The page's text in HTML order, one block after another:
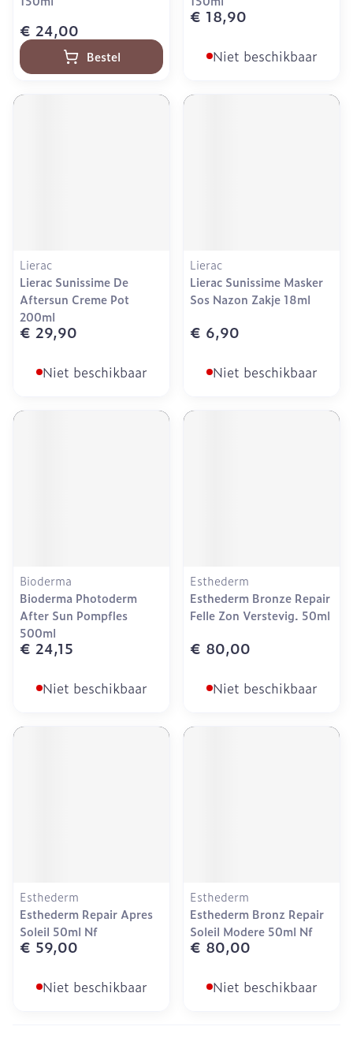
€ 24,00
Bestel
€ 18,90
Niet beschikbaar
Lierac
Lierac Sunissime De
Aftersun Creme Pot
200ml
€ 29,90
Niet beschikbaar
Lierac
Lierac Sunissime Masker
Sos Nazon Zakje 18ml
€ 6,90
Niet beschikbaar
Bioderma
Bioderma Photoderm
After Sun Pompfles
500ml
€ 24,15
Niet beschikbaar
Esthederm
Esthederm Bronze Repair
Felle Zon Verstevig. 50ml
€ 80,00
Niet beschikbaar
Esthederm
Esthederm Repair Apres
Soleil 50ml Nf
€ 59,00
Niet beschikbaar
Esthederm
Esthederm Bronz Repair
Soleil Modere 50ml Nf
€ 80,00
Niet beschikbaar